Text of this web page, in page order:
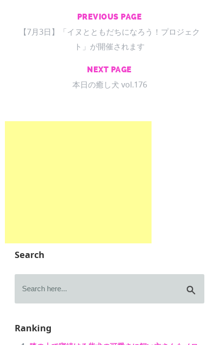
PREVIOUS PAGE
【7月3日】「イヌとともだちになろう！プロジェク
ト」が開催されます
NEXT PAGE
本日の癒し犬 vol.176
Search
Ranking